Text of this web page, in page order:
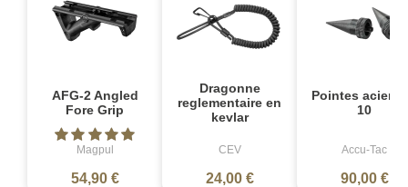
AFG-2 Angled
Fore Grip
Magpul
54,90 €
Dragonne
reglementaire en
kevlar
CEV
24,00 €
Pointes acier
10
Accu-Tac
90,00 €